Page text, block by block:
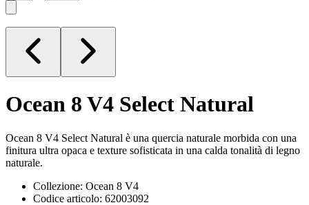
Ocean 8 V4 Select Natural
Ocean 8 V4 Select Natural è una quercia naturale morbida con una
finitura ultra opaca e texture sofisticata in una calda tonalità di legno
naturale.
Collezione: Ocean 8 V4
Codice articolo: 62003092